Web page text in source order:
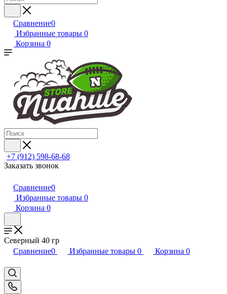
Сравнение0
Избранные товары 0
Корзина 0
+7 (912) 598-68-68
Заказать звонок
Сравнение0
Избранные товары 0
Корзина 0
Северный 40 гр
Сравнение0 Избранные товары 0 Корзина 0